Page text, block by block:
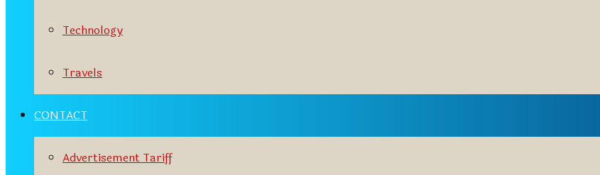
Technology
Travels
CONTACT
Advertisement Tariff